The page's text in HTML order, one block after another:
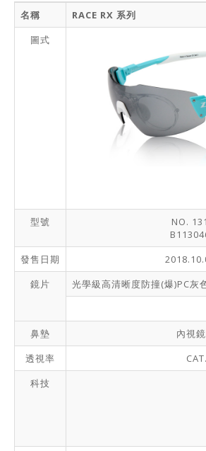
名稱
RACE RX 系列
圖式
型號
NO. 131
發售日期
鏡片
光學級高清晰度防撞(爆)PC灰
鼻墊
內視
透視率
科技